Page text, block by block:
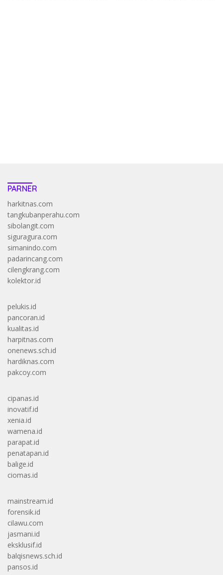
PARNER
harkitnas.com
tangkubanperahu.com
sibolangit.com
siguragura.com
simanindo.com
padarincang.com
cilengkrang.com
kolektor.id
pelukis.id
pancoran.id
kualitas.id
harpitnas.com
onenews.sch.id
hardiknas.com
pakcoy.com
cipanas.id
inovatif.id
xenia.id
wamena.id
parapat.id
penatapan.id
balige.id
ciomas.id
mainstream.id
forensik.id
cilawu.com
jasmani.id
eksklusif.id
balqisnews.sch.id
pansos.id